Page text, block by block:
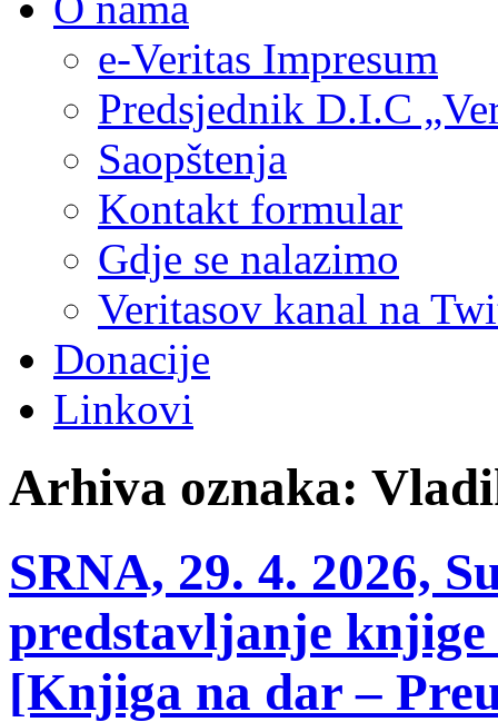
e-Veritas Impresum
Predsjednik D.I.C
Saopštenja
Kontakt formular
Gdje se nalazimo
Veritasov kanal na
Donacije
Linkovi
Arhiva oznaka:
SRNA, 29. 4. 2026,
predstavljanje knjige
[Knjiga na dar –